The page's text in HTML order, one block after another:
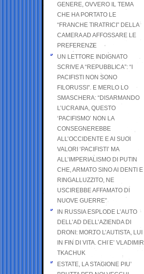
GENERE, OVVERO IL TEMA
CHE HA PORTATO LE
“FRANCHE TIRATRICI” DELLA
CAMERA AD AFFOSSARE LE
PREFERENZE
UN LETTORE INDIGNATO
SCRIVE A “REPUBBLICA”: “I
PACIFISTI NON SONO
FILORUSSI”. E MERLO LO
SMASCHERA: “DISARMANDO
L’UCRAINA, QUESTO
‘PACIFISMO’ NON LA
CONSEGNEREBBE
ALL’OCCIDENTE E AI SUOI
VALORI ‘PACIFISTI’ MA
ALL’IMPERIALISMO DI PUTIN
CHE, ARMATO SINO AI DENTI E
RINGALLUZZITO, NE
USCIREBBE AFFAMATO DI
NUOVE GUERRE”
IN RUSSIA ESPLODE L’AUTO
DELL’AD DELL’AZIENDA DI
DRONI: MORTO L’AUTISTA, LUI
IN FIN DI VITA. CHI E’ VLADIMIR
TKACHUK
ESTATE, LA STAGIONE PIU’